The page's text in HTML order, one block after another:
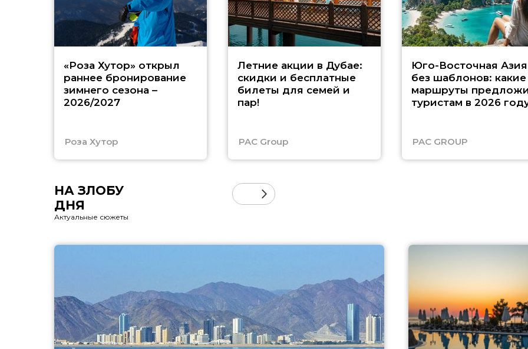
«Роза Хутор» открыл
раннее бронирование
зимнего сезона –
2026/2027
Роза Хутор
Летние акции в Дубае:
скидки и бесплатные
билеты для семей и
пар!
PAC Group
Юго-Восточная Азия
без шаблонов: какие
маршруты
туристам в 2026
PAC GROUP
НА ЗЛОБУ
ДНЯ
Актуальные сюжеты